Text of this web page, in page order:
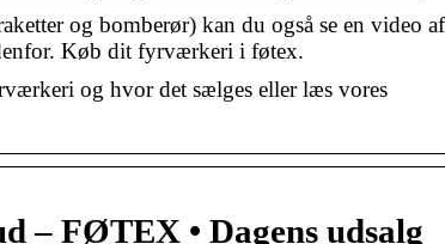
og bomberør) kan du også se en video af
Køb dit fyrværkeri i føtex.
og hvor det sælges eller læs vores
FØTEX • Dagens udsalg